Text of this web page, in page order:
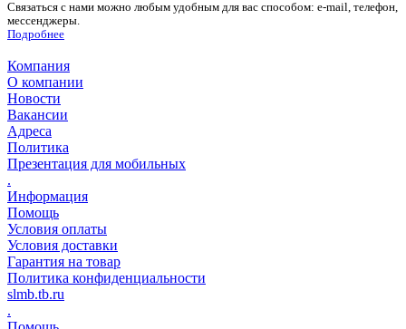
Связаться с нами можно любым удобным для вас способом: e-mail, телефон,
мессенджеры.
Подробнее
Компания
О компании
Новости
Вакансии
Адреса
Политика
Презентация для мобильных
.
Информация
Помощь
Условия оплаты
Условия доставки
Гарантия на товар
Политика конфиденциальности
slmb.tb.ru
.